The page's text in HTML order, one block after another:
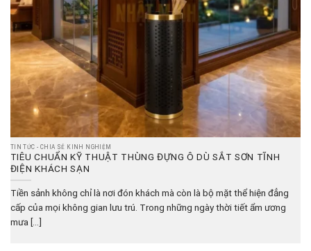
TIN TỨC - CHIA SẺ KINH NGHIỆM
TIÊU CHUẨN KỸ THUẬT THÙNG ĐỰNG Ô DÙ SẮT SƠN TĨNH
ĐIỆN KHÁCH SẠN
Tiền sảnh không chỉ là nơi đón khách mà còn là bộ mặt thể hiện đẳng
cấp của mọi không gian lưu trú. Trong những ngày thời tiết ẩm ương
mưa [...]